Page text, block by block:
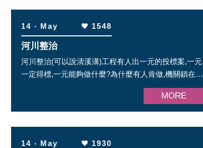
14 ‧ May 1548
河川整治
河川整治(可以說清溪溝)工程有人出一元的投標案,一元
一定得標,一元能夠做什麼?為什麼有人肯做,機關鎖在倉
MORE
14 ‧ May 1930